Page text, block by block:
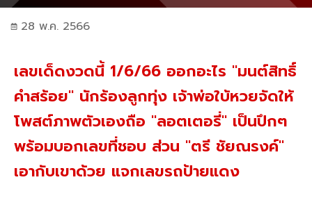
28 พ.ค. 2566
เลขเด็ดงวดนี้ 1/6/66 ออกอะไร "มนต์สิทธิ์
คำสร้อย" นักร้องลูกทุ่ง เจ้าพ่อใบ้หวยจัดให้
โพสต์ภาพตัวเองถือ "ลอตเตอรี่" เป็นปึกๆ
พร้อมบอกเลขที่ชอบ ส่วน "ตรี ชัยณรงค์"
เอากับเขาด้วย แจกเลขรถป้ายแดง